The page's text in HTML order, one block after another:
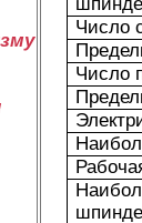
Число
Число